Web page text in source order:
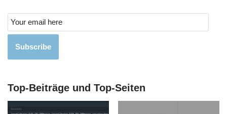
Subscribe
Top-Beiträge und Top-Seiten